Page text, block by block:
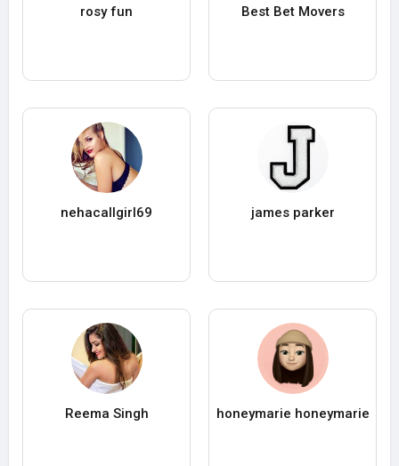
rosy fun Best Bet Movers
nehacallgirl69 james parker
Reema Singh honeymarie honeymarie